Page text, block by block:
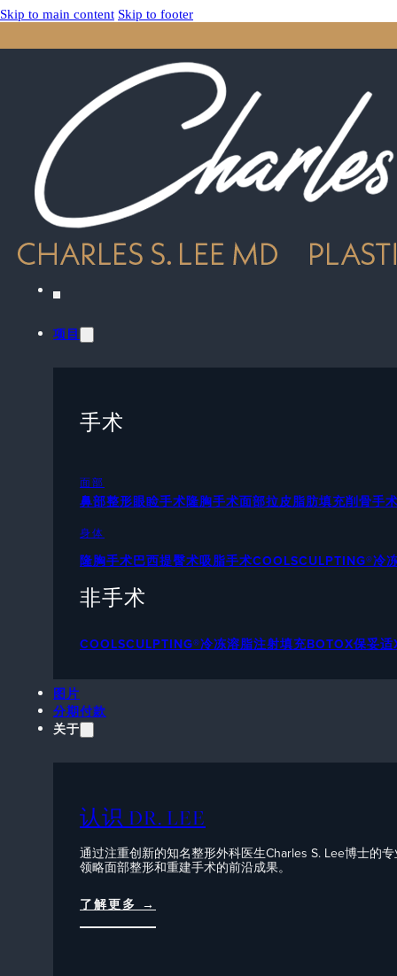
Skip to main content Skip to footer
项目
手术
面部
鼻部整形眼睑手术隆胸手术面部拉皮脂肪填充削骨手
身体
隆胸手术巴西提臀术吸脂手术COOLSCULPTING®冷
非手术
COOLSCULPTING®冷冻溶脂注射填充BOTOX保妥
图片
分期付款
关于
认识 DR. LEE
通过注重创新的知名整形外科医生Charles S. Lee博士的
领略面部整形和重建手术的前沿成果。
了解更多 →